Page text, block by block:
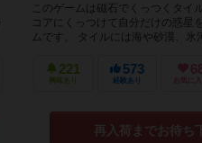
このゲームは磁石でくっつくタイ
コアにくっつけて自分だけの惑星
ムです。 タイルには海や砂漠、氷
221
興味あり
573
経験あり
68
お気に入
再入荷までお待ち